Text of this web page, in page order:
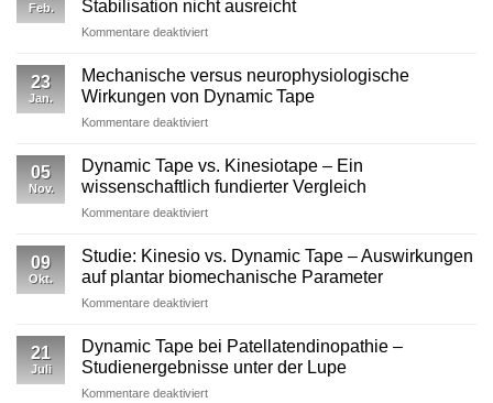
Feb.
Stabilisation nicht ausreicht
Kommentare deaktiviertfür
im
Profisport
–
reine
Stabilisation
ausreicht
23
Jan.
Mechanische versus neurophysiologische
Wirkungen von Dynamic Tape
Kommentare deaktiviertfür
versus
neurophysiologische
Wirkungen
von
05
Nov.
Dynamic Tape vs. Kinesiotape – Ein
wissenschaftlich fundierter Vergleich
Kommentare deaktiviertfür
Tape
Kinesiotape
–
wissenschaftlich
fundierter
09
Okt.
Studie: Kinesio vs. Dynamic Tape – Auswirkungen
auf plantar biomechanische Parameter
Kommentare deaktiviertfür
Kinesio
Dynamic
Tape
21
Juli
Dynamic Tape bei Patellatendinopathie –
Studienergebnisse unter der Lupe
Kommentare deaktiviertfür